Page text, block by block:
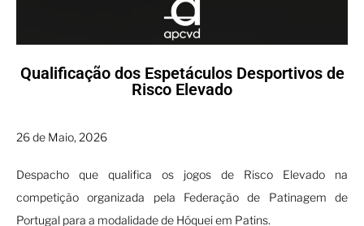
Qualificação dos Espetáculos Desportivos de
Risco Elevado
26 de Maio, 2026
Despacho que qualifica os jogos de Risco Elevado na
competição organizada pela Federação de Patinagem de
Portugal para a modalidade de Hóquei em Patins.